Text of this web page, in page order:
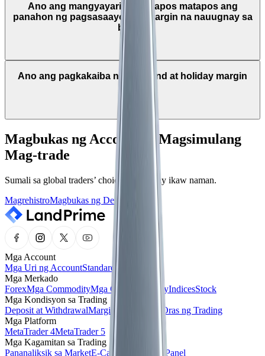
Ano ang mangyayari pagkatapos matapos ang
panahon ng pagsasaayos ng margin na nauugnay sa
balita?
Ano ang pagkakaiba ng weekend at holiday margin
rules?
Magbukas ng Account at Magsimulang
Mag-trade
Sumali sa global traders’ choice, ngayon ay ikaw naman.
MagrehistroMagbukas ng Demo
Mga Account
Mga Uri ng AccountStandard ECN
Mga Merkado
ForexMga CommodityMga CryptocurrencyIndicesStock
Mga Kondisyon sa Trading
Deposit at WithdrawalMargin at Leverage Oras ng Trading
Mga Platform
MetaTrader 4MetaTrader 5
Mga Kagamitan sa Trading
Pananaliksik sa MarketE-Calendar
Trading Panel